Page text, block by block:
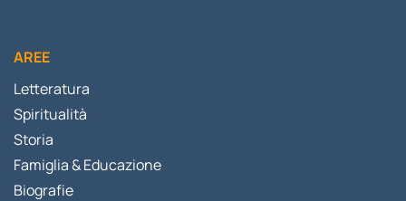
AREE
Letteratura
Spiritualità
Storia
Famiglia & Educazione
Biografie